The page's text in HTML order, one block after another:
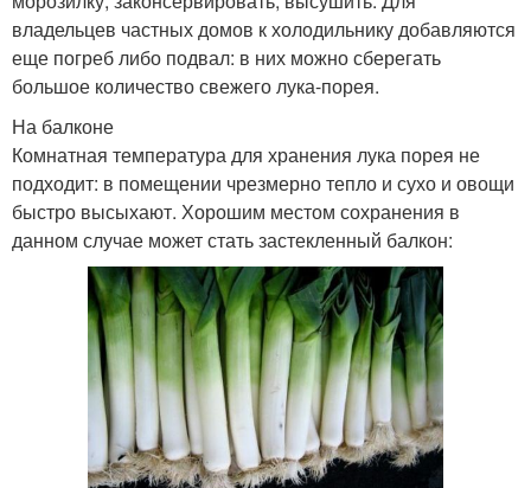
владельцев частных домов к холодильнику добавляются
еще погреб либо подвал: в них можно сберегать
большое количество свежего лука-порея.
На балконе
Комнатная температура для хранения лука порея не
подходит: в помещении чрезмерно тепло и сухо и овощи
быстро высыхают. Хорошим местом сохранения в
данном случае может стать застекленный балкон: